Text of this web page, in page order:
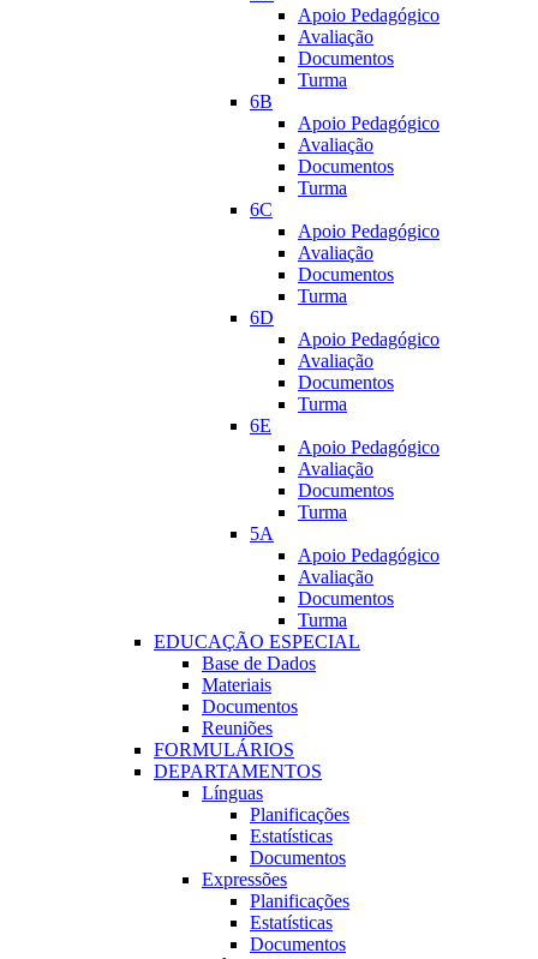
Apoio Pedagógico
Avaliação
Documentos
Turma
6B
Apoio Pedagógico
Avaliação
Documentos
Turma
6C
Apoio Pedagógico
Avaliação
Documentos
Turma
6D
Apoio Pedagógico
Avaliação
Documentos
Turma
6E
Apoio Pedagógico
Avaliação
Documentos
Turma
5A
Apoio Pedagógico
Avaliação
Documentos
Turma
EDUCAÇÃO ESPECIAL
Base de Dados
Materiais
Documentos
Reuniões
FORMULÁRIOS
DEPARTAMENTOS
Línguas
Planificações
Estatísticas
Documentos
Expressões
Planificações
Estatí­sticas
Documentos